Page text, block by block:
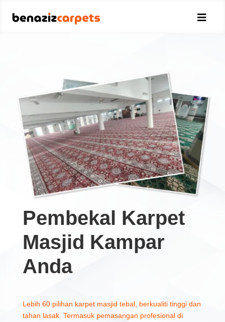

Pembekal Karpet
Masjid Kampar
Anda
Lebih 60 pilihan karpet masjid tebal, berkualiti tinggi dan
tahan lasak. Termasuk pemasangan profesional di